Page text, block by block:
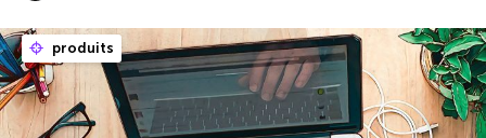
produits